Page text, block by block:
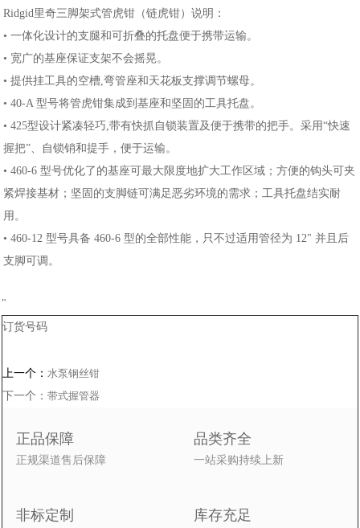
Ridgid里奇三脚架式管虎钳（链虎钳）说明：
• 一体化设计的支腿和可折叠的托盘便于携带运输。
• 宽广的基座保证支架不会摇晃。
• 提供挂工具的空槽,弯管座和天花板支撑调节螺母。
• 40-A 型号将管虎钳集成到基座和坚固的工具托盘。
• 425型设计紧凑轻巧,带有快抓自锁装置及便于携带的把手。采用“快速
握把”、自锁销和提手，便于运输。
• 460-6 型号优化了的基座可最大限度地扩大工作区域；方便的钩头可夹
紧焊接基材；坚固的支脚链可满足恶劣环境的需求；工具托盘结实耐
用。
• 460-12 型号具备 460-6 型的全部性能，只不过适用管径为 12" 并且后
支脚可调。
"
订货号码
上一个： 水泵钢丝钳
下一个： 带式握管器
正品保障
正规渠道售后保障
品类齐全
一站采购持续上新
非标定制 库存充足